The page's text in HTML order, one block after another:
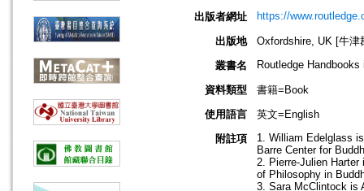
出版者網址 https://
出版地
Oxfordshire, UK [牛津
叢書名
Routledge
資料類型
書籍=Book
使用語言
英文=English
附註項
1. William Edelglass
Barre Center for
2. Pierre-Julien
of Philosophy in
3. Sara McClintock is